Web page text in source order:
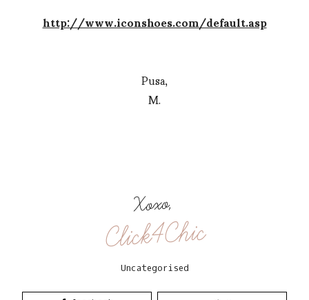
http://www.iconshoes.com/default.asp
Pusa,
M.
Xoxo,
Click4Chic
Uncategorised